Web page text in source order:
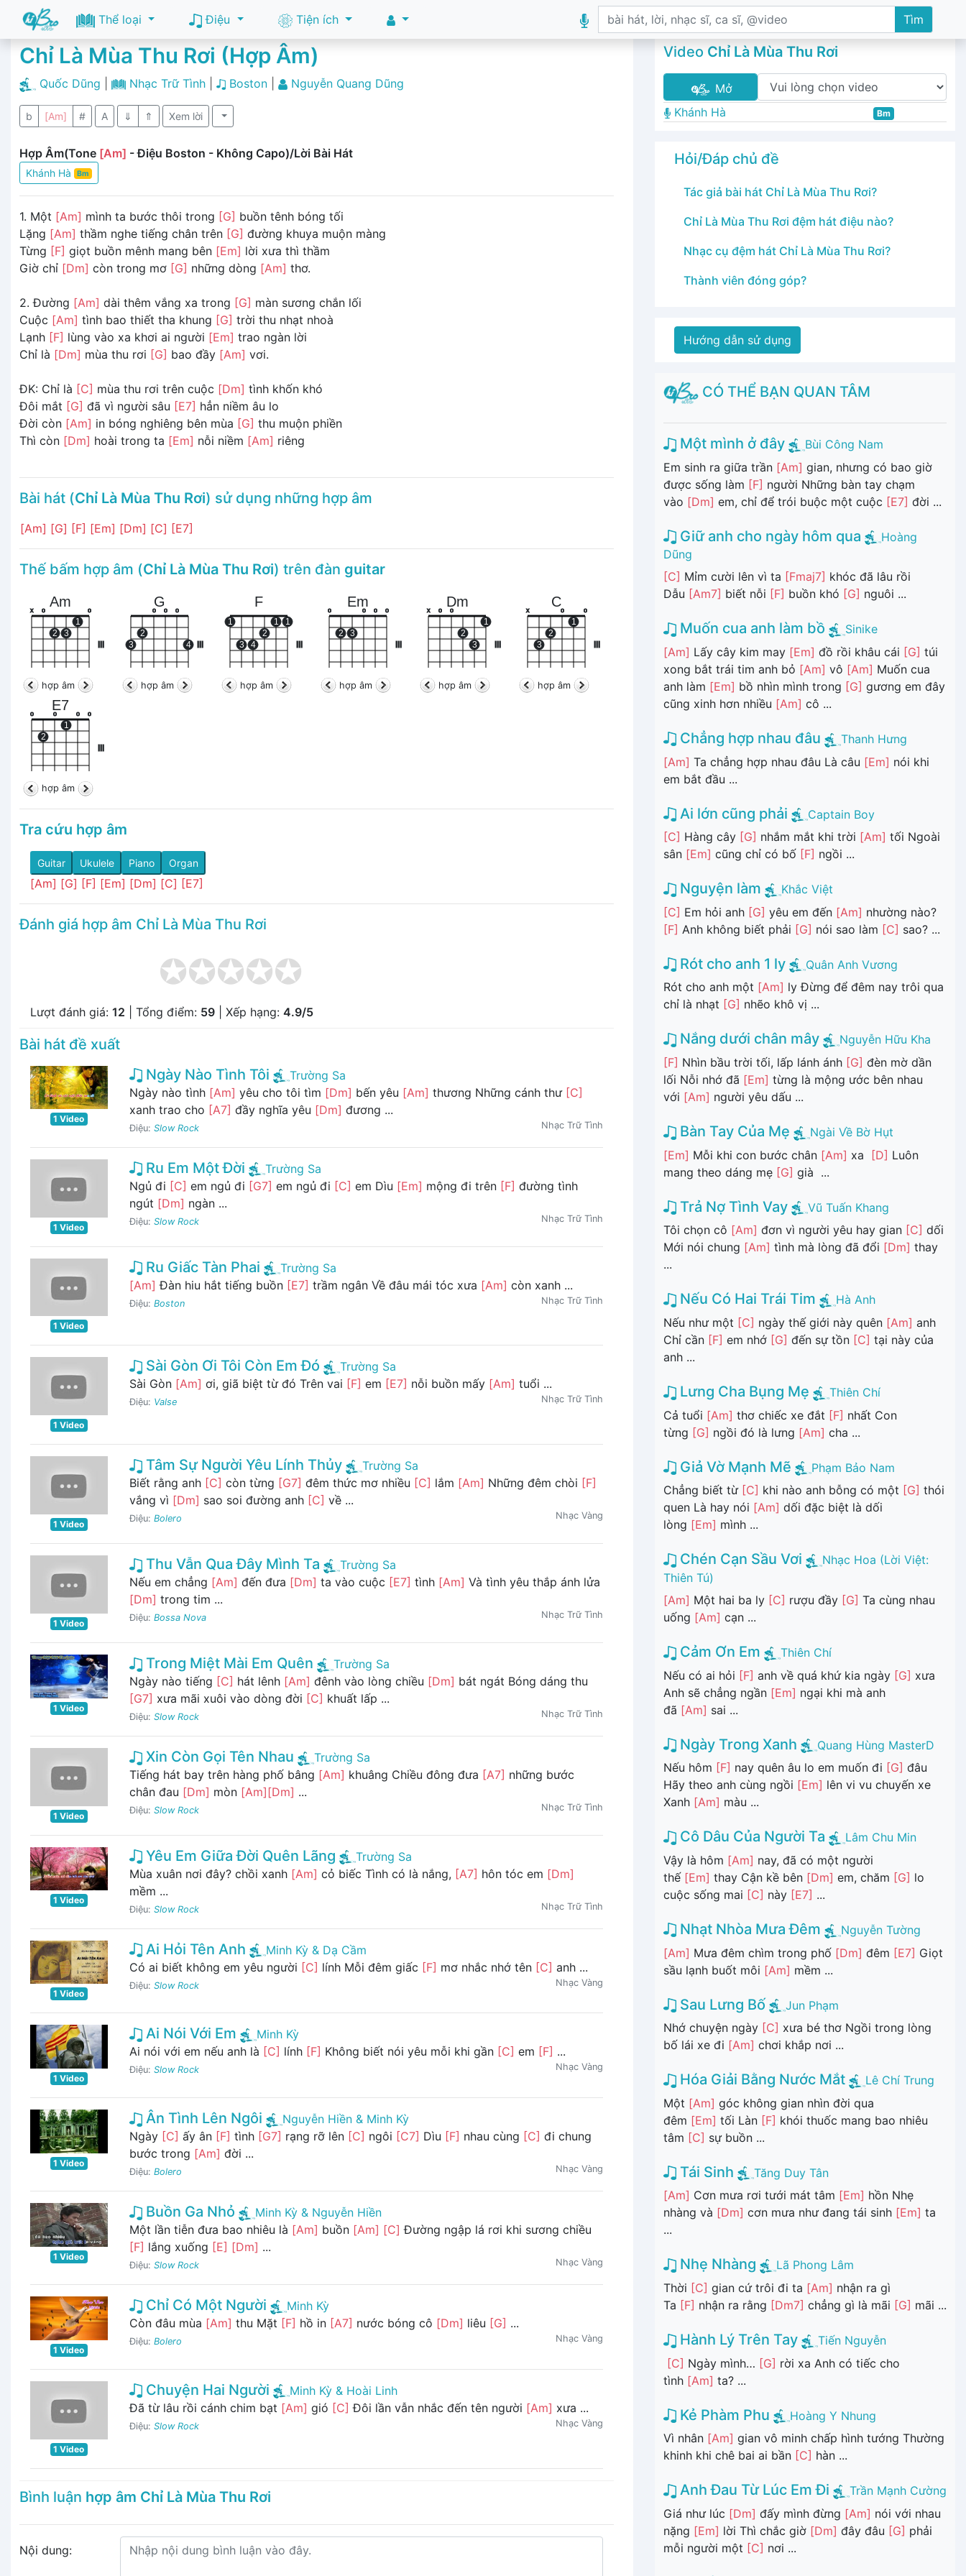
Thể loại Điệu Tiện ích Tìm
Chỉ Là Mùa Thu Rơi (Hợp Âm)
Quốc Dũng Nhạc Trữ Tình| Boston Nguyễn Quang Dũng
b [Am] # A ⇓ ⇑ Xem lời
Hợp Âm(Tone [Am] - Điệu Boston - Không Capo)/Lời Bài Hát
Khánh Hà Bm
1. Một [Am] mình ta bước thôi trong [G] buồn tênh bóng tối
Lặng [Am] thầm nghe tiếng chân trên [G] đường khuya muộn màng
Từng [F] giọt buồn mênh mang bên [Em] lời xưa thì thầm
Giờ chỉ [Dm] còn trong mơ [G] những dòng [Am] thơ.
2. Đường [Am] dài thêm vắng xa trong [G] màn sương chắn lối
Cuộc [Am] tình bao thiết tha khung [G] trời thu nhạt nhoà
Lạnh [F] lùng vào xa khơi ai người [Em] trao ngàn lời
Chỉ là [Dm] mùa thu rơi [G] bao đầy [Am] vơi.
ĐK: Chỉ là [C] mùa thu rơi trên cuộc [Dm] tình khốn khó
Đôi mắt [G] đã vì người sâu [E7] hẳn niềm âu lo
Đời còn [Am] in bóng nghiêng bên mùa [G] thu muộn phiền
Thì còn [Dm] hoài trong ta [Em] nỗi niềm [Am] riêng
Bài hát (Chỉ Là Mùa Thu Rơi) sử dụng những hợp âm
[Am] [G] [F] [Em] [Dm] [C] [E7]
Thế bấm hợp âm (Chỉ Là Mùa Thu Rơi) trên đàn guitar
Am
x o
2 3
1
o
hợp âm
G
3
2
o o o
4
hợp âm
F
1
3 4
2
1 1
hợp âm
Em
o
2 3
o o o
hợp âm
Dm
x o o
2
3
1
hợp âm
C
x
3
2
o
1
o
hợp âm
E7
o
2
o
1
o o
hợp âm
Tra cứu hợp âm
Guitar Ukulele Piano Organ
[Am] [G] [F] [Em] [Dm] [C] [E7]
Đánh giá hợp âm Chỉ Là Mùa Thu Rơi
Lượt đánh giá: 12 | Tổng điểm: 59 | Xếp hạng: 4.9/5
Bài hát đề xuất
1 Video
Ngày Nào Tình Tôi
Trường Sa
Ngày nào tình [Am] yêu cho tôi tìm [Dm] bến yêu [Am] thương Những cánh thư [C]
xanh trao cho [A7] đầy nghĩa yêu [Dm] đương ...
Điệu: Slow Rock Nhạc Trữ Tình
1 Video
Ru Em Một Đời
Trường Sa
Ngủ đi [C] em ngủ đi [G7] em ngủ đi [C] em Dìu [Em] mộng đi trên [F] đường tình
ngút [Dm] ngàn ...
Điệu: Slow Rock Nhạc Trữ Tình
1 Video
Ru Giấc Tàn Phai
Trường Sa
[Am] Đàn hiu hắt tiếng buồn [E7] trầm ngân Về đâu mái tóc xưa [Am] còn xanh ...
Điệu: Boston Nhạc Trữ Tình
1 Video
Sài Gòn Ơi Tôi Còn Em Đó
Trường Sa
Sài Gòn [Am] ơi, giã biệt từ đó Trên vai [F] em [E7] nỗi buồn mấy [Am] tuổi ...
Điệu: Valse Nhạc Trữ Tình
1 Video
Tâm Sự Người Yêu Lính Thủy
Trường Sa
Biết rằng anh [C] còn từng [G7] đêm thức mơ nhiều [C] lắm [Am] Những đêm chòi [F]
vắng vì [Dm] sao soi đường anh [C] về ...
Điệu: Bolero Nhạc Vàng
1 Video
Thu Vẫn Qua Đây Mình Ta
Trường Sa
Nếu em chẳng [Am] đến đưa [Dm] ta vào cuộc [E7] tình [Am] Và tình yêu thắp ánh lửa
[Dm] trong tim ...
Điệu: Bossa Nova Nhạc Trữ Tình
1 Video
Trong Miệt Mài Em Quên
Trường Sa
Ngày nào tiếng [C] hát lênh [Am] đênh vào lòng chiều [Dm] bát ngát Bóng dáng thu
[G7] xưa mãi xuôi vào dòng đời [C] khuất lấp ...
Điệu: Slow Rock Nhạc Trữ Tình
1 Video
Xin Còn Gọi Tên Nhau
Trường Sa
Tiếng hát bay trên hàng phố bâng [Am] khuâng Chiều đông đưa [A7] những bước
chân đau [Dm] mòn [Am] [Dm] ...
Điệu: Slow Rock Nhạc Trữ Tình
1 Video
Yêu Em Giữa Đời Quên Lãng
Trường Sa
Mùa xuân nơi đây? chồi xanh [Am] cỏ biếc Tình có là nắng, [A7] hôn tóc em [Dm]
mềm ...
Điệu: Slow Rock Nhạc Trữ Tình
1 Video
Ai Hỏi Tên Anh
Minh Kỳ & Dạ Cầm
Có ai biết không em yêu người [C] lính Mỗi đêm giấc [F] mơ nhắc nhớ tên [C] anh ...
Điệu: Slow Rock Nhạc Vàng
1 Video
Ai Nói Với Em
Minh Kỳ
Ai nói với em nếu anh là [C] lính [F] Không biết nói yêu mỗi khi gần [C] em [F] ...
Điệu: Slow Rock Nhạc Vàng
1 Video
Ân Tình Lên Ngôi
Nguyễn Hiền & Minh Kỳ
Ngày [C] ấy ân [F] tình [G7] rạng rỡ lên [C] ngôi [C7] Dìu [F] nhau cùng [C] đi chung
bước trong [Am] đời ...
Điệu: Bolero Nhạc Vàng
1 Video
Buồn Ga Nhỏ
Minh Kỳ & Nguyễn Hiền
Một lần tiễn đưa bao nhiêu là [Am] buồn [Am] [C] Đường ngập lá rơi khi sương chiều
[F] lắng xuống [E] [Dm] ...
Điệu: Slow Rock Nhạc Vàng
1 Video
Chỉ Có Một Người
Minh Kỳ
Còn đâu mùa [Am] thu Mặt [F] hồ in [A7] nước bóng cô [Dm] liêu [G] ...
Điệu: Bolero Nhạc Vàng
1 Video
Chuyện Hai Người
Minh Kỳ & Hoài Linh
Đã từ lâu rồi cánh chim bạt [Am] gió [C] Đôi lần vẫn nhắc đến tên người [Am] xưa ...
Điệu: Slow Rock Nhạc Vàng
Bình luận hợp âm Chỉ Là Mùa Thu Rơi
Nội dung:
Video Chỉ Là Mùa Thu Rơi
Mở
Khánh Hà
Bm
Hỏi/Đáp chủ đề
Tác giả bài hát Chỉ Là Mùa Thu Rơi?
Chỉ Là Mùa Thu Rơi đệm hát điệu nào?
Nhạc cụ đệm hát Chỉ Là Mùa Thu Rơi?
Thành viên đóng góp?
Hướng dẫn sử dụng
CÓ THỂ BẠN QUAN TÂM
Một mình ở đây
Bùi Công Nam
Em sinh ra giữa trần [Am] gian, nhưng có bao giờ
được sống làm [F] người Những bàn tay chạm
vào [Dm] em, chỉ để trói buộc một cuộc [E7] đời ...
Giữ anh cho ngày hôm qua
Hoàng
Dũng
[C] Mỉm cười lên vì ta [Fmaj7] khóc đã lâu rồi
Dẫu [Am7] biết nỗi [F] buồn khó [G] nguôi ...
Muốn cua anh làm bồ
Sinike
[Am] Lấy cây kim may [Em] đồ rồi khâu cái [G] túi
xong bắt trái tim anh bỏ [Am] vô [Am] Muốn cua
anh làm [Em] bồ nhìn mình trong [G] gương em đây
cũng xinh hơn nhiều [Am] cô ...
Chẳng hợp nhau đâu
Thanh Hưng
[Am] Ta chẳng hợp nhau đâu Là câu [Em] nói khi
em bắt đầu ...
Ai lớn cũng phải
Captain Boy
[C] Hàng cây [G] nhắm mắt khi trời [Am] tối Ngoài
sân [Em] cũng chỉ có bố [F] ngồi ...
Nguyện làm
Khắc Việt
[C] Em hỏi anh [G] yêu em đến [Am] nhường nào?
[F] Anh không biết phải [G] nói sao làm [C] sao? ...
Rót cho anh 1 ly
Quân Anh Vương
Rót cho anh một [Am] ly Đừng để đêm nay trôi qua
chỉ là nhạt [G] nhẽo khô vị ...
Nắng dưới chân mây
Nguyễn Hữu Kha
[F] Nhìn bầu trời tối, lấp lánh ánh [G] đèn mờ dần
lối Nỗi nhớ đã [Em] từng là mộng ước bên nhau
với [Am] người yêu dấu ...
Bàn Tay Của Mẹ
Ngài Về Bờ Hụt
[Em] Mỗi khi con bước chân [Am] xa [D] Luôn
mang theo dáng mẹ [G] già ...
Trả Nợ Tình Vay
Vũ Tuấn Khang
Tôi chọn cô [Am] đơn vì người yêu hay gian [C] dối
Mới nói chung [Am] tình mà lòng đã đổi [Dm] thay
...
Nếu Có Hai Trái Tim
Hà Anh
Nếu như một [C] ngày thế giới này quên [Am] anh
Chỉ cần [F] em nhớ [G] đến sự tồn [C] tại này của
anh ...
Lưng Cha Bụng Mẹ
Thiên Chí
Cả tuổi [Am] thơ chiếc xe đắt [F] nhất Con
từng [G] ngồi đó là lưng [Am] cha ...
Giả Vờ Mạnh Mẽ
Phạm Bảo Nam
Chẳng biết từ [C] khi nào anh bỗng có một [G] thói
quen Là hay nói [Am] dối đặc biệt là dối
lòng [Em] mình ...
Chén Cạn Sầu Vơi
Nhạc Hoa (Lời Việt:
Thiên Tú)
[Am] Một hai ba ly [C] rượu đầy [G] Ta cùng nhau
uống [Am] cạn ...
Cảm Ơn Em
Thiên Chí
Nếu có ai hỏi [F] anh về quá khứ kia ngày [G] xưa
Anh sẽ chẳng ngần [Em] ngại khi mà anh
đã [Am] sai ...
Ngày Trong Xanh
Quang Hùng MasterD
Nếu hôm [F] nay quên âu lo em muốn đi [G] đâu
Hãy theo anh cùng ngồi [Em] lên vi vu chuyến xe
Xanh [Am] màu ...
Cô Dâu Của Người Ta
Lâm Chu Min
Vậy là hôm [Am] nay, đã có một người
thế [Em] thay Cận kề bên [Dm] em, chăm [G] lo
cuộc sống mai [C] này [E7] ...
Nhạt Nhòa Mưa Đêm
Nguyễn Tường
[Am] Mưa đêm chìm trong phố [Dm] đêm [E7] Giọt
sầu lạnh buốt môi [Am] mềm ...
Sau Lưng Bố
Jun Phạm
Nhớ chuyện ngày [C] xưa bé thơ Ngồi trong lòng
bố lái xe đi [Am] chơi khắp nơi ...
Hóa Giải Bằng Nước Mắt
Lê Chí Trung
Một [Am] góc không gian nhìn đời qua
đêm [Em] tối Làn [F] khói thuốc mang bao nhiêu
tâm [C] sự buồn ...
Tái Sinh
Tăng Duy Tân
[Am] Cơn mưa rơi tưới mát tâm [Em] hồn Nhẹ
nhàng và [Dm] cơn mưa như đang tái sinh [Em] ta
...
Nhẹ Nhàng
Lã Phong Lâm
Thời [C] gian cứ trôi đi ta [Am] nhận ra gì
Ta [F] nhận ra rằng [Dm7] chẳng gì là mãi [G] mãi ...
Hành Lý Trên Tay
Tiến Nguyễn
[C] Ngày mình… [G] rời xa Anh có tiếc cho
tình [Am] ta? ...
Kẻ Phàm Phu
Hoàng Y Nhung
Vì nhân [Am] gian vô minh chấp hình tướng Thường
khinh khi chê bai ai bần [C] hàn ...
Anh Đau Từ Lúc Em Đi
Trần Mạnh Cường
Giá như lúc [Dm] đấy mình đừng [Am] nói với nhau
nặng [Em] lời Thì chắc giờ [Dm] đây đâu [G] phải
mỗi người một [C] nơi ...